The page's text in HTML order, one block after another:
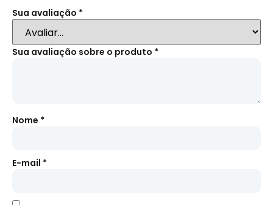
Sua avaliação *
Sua avaliação sobre o produto *
Nome *
E-mail *